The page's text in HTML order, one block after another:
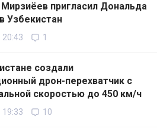
пригласил Дональда
Узбекистан
20:43 1
создали
дрон-перехватчик с
скоростью до 450 км/ч
19:33 10